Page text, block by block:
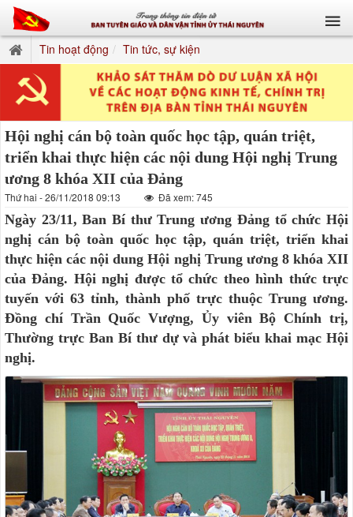
Tin hoạt động Tin tức, sự kiện
Hội nghị cán bộ toàn quốc học tập, quán triệt,
triển khai thực hiện các nội dung Hội nghị Trung
ương 8 khóa XII của Đảng
Thứ hai - 26/11/2018 09:13 Đã xem: 745
Ngày 23/11, Ban Bí thư Trung ương Đảng tổ chức Hội
nghị cán bộ toàn quốc học tập, quán triệt, triển khai
thực hiện các nội dung Hội nghị Trung ương 8 khóa XII
của Đảng. Hội nghị được tổ chức theo hình thức trực
tuyến với 63 tỉnh, thành phố trực thuộc Trung ương.
Đồng chí Trần Quốc Vượng, Ủy viên Bộ Chính trị,
Thường trực Ban Bí thư dự và phát biểu khai mạc Hội
nghị.